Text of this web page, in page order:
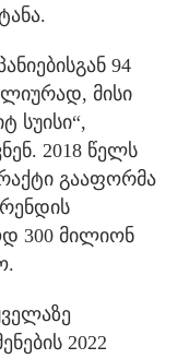
94
მისი
სუისი“,
2018 წელს
გააფორმა
300 მილიონ
2022